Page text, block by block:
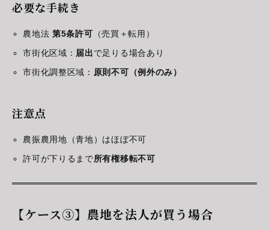
必要な手続き
農地法 第5条許可 （売買＋転用）
市街化区域： 届出で足りる場合あり
市街化調整区域： 原則不可（例外のみ）
注意点
農振農用地（青地）はほぼ不可
許可が下りるまで所有権移転不可
【ケース③】農地を法人が買う場合